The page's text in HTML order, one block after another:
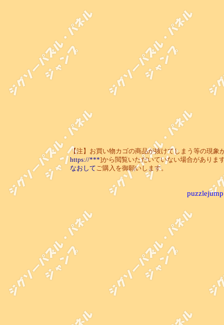
【注】お買い物カゴの商品が抜けてしまう等の現象
https://***]から閲覧いただいていない場合がありま
なおしてご購入を御願いします。